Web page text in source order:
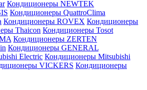
Кондиционеры NEWTEK
Кондиционеры QuattroClima
Кондиционеры ROVEX Кондиционеры
Thaicon Кондиционеры Tosot
Кондиционеры ZERTEN
Кондиционеры GENERAL
Electric Кондиционеры Mitsubishi
VICKERS Кондиционеры